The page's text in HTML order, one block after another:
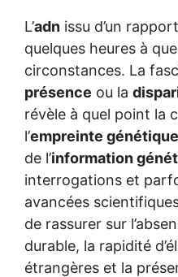
L’adn issu d’un
quelques heures à
circonstances. La
présence ou la
révèle à quel point la
l’empreinte génétique
de l’information
interrogations et
avancées
de rassurer sur
durable, la rapidité
étrangères et la